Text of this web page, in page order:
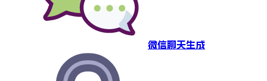
微信聊天生成